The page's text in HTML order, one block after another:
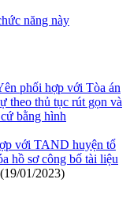
năng này
phối hợp với Tòa án
theo thủ tục rút gọn và
bằng hình
với TAND huyện tổ
hồ sơ công bố tài liệu
(19/01/2023)